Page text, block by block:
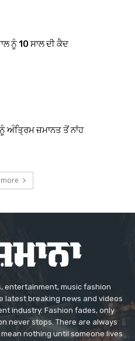
ਨੂੰ 10 ਸਾਲ ਦੀ ਕੈਦ
ਅੰਤ੍ਰਿਮ ਜ਼ਮਾਨਤ ਤੋਂ ਨਾਂਹ
entertainment, music fashion
latest breaking news and videos
industry. Fashion fades, only
never stops. There are always
nothing until someone lives